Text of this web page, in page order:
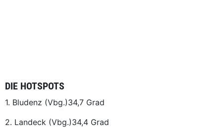
DIE HOTSPOTS
1. Bludenz (Vbg.)34,7 Grad
2. Landeck (Vbg.)34,4 Grad